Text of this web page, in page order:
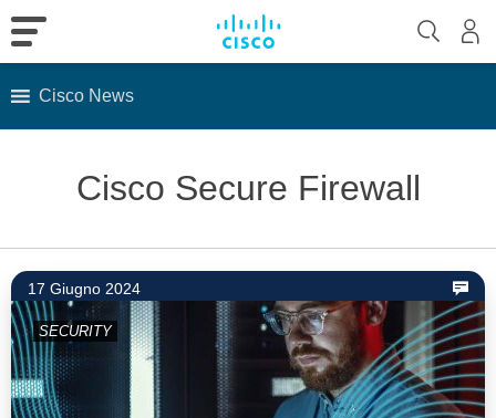
Cisco News
Cisco Secure Firewall
17 Giugno 2024
SECURITY